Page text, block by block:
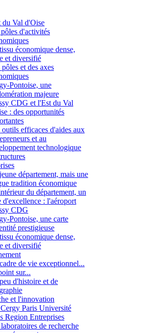
du Val d'Oise
d'activités
économique dense,
et diversifié
et des axes
Pontoise, une
majeure
CDG et l'Est du Val
: des opportunités
outils efficaces d'aides aux
et au
technologique
département, mais une
tradition économique
du département, un
d'excellence : l'aéroport
CDG
Pontoise, une carte
prestigieuse
économique dense,
et diversifié
de vie exceptionnel...
sur...
d'histoire et de
et l'innovation
Paris Université
Region Entreprises
de recherche